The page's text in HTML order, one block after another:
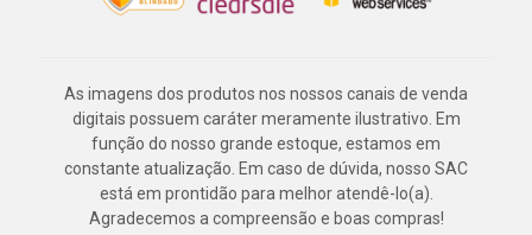
As imagens dos produtos nos nossos canais de venda
digitais possuem caráter meramente ilustrativo. Em
função do nosso grande estoque, estamos em
constante atualização. Em caso de dúvida, nosso SAC
está em prontidão para melhor atendê-lo(a).
Agradecemos a compreensão e boas compras!